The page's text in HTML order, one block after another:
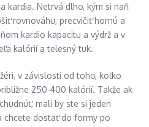
kardia. Netrvá dlho, kým si naň
rovnováhu, precvičiť hornú a
kardio kapacitu a výdrž a v
kalórií a telesný tuk.
v závislosti od toho, koľko
250-400 kalórií. Takže ak
mali by ste si jeden
chcete dostať do formy po